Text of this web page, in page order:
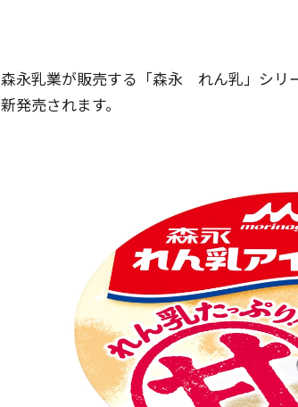
森永乳業が販売する「森永 れん乳」シリ
新発売されます。